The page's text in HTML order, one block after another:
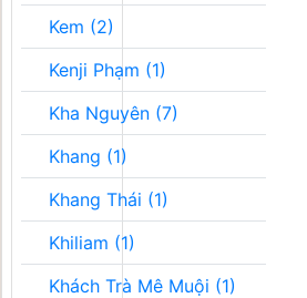
Kem (2)
Kenji Phạm (1)
Kha Nguyên (7)
Khang (1)
Khang Thái (1)
Khiliam (1)
Khách Trà Mê Muội (1)